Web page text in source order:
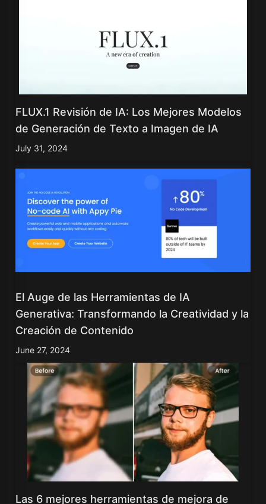
FLUX.1 Revisión de IA: Los Mejores Modelos
de Generación de Texto a Imagen de IA
July 31, 2024
El Auge de las Herramientas de IA
Generativa: Transformando la Creatividad y la
Creación de Contenido
June 27, 2024
Las 6 mejores herramientas de mejora de